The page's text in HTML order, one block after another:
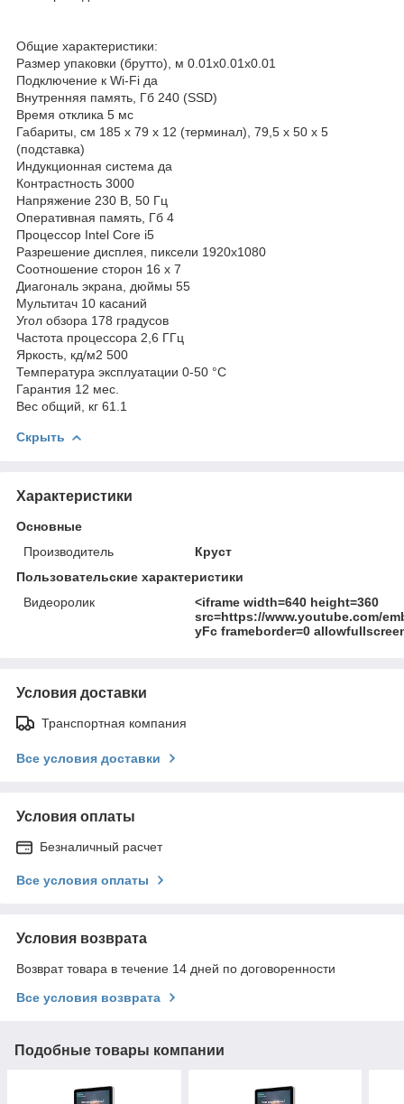
Общие характеристики:
Размер упаковки (брутто), м 0.01x0.01x0.01
Подключение к Wi-Fi да
Внутренняя память, Гб 240 (SSD)
Время отклика 5 мс
Габариты, см 185 х 79 х 12 (терминал), 79,5 х 50 х 5
(подставка)
Индукционная система да
Контрастность 3000
Напряжение 230 В, 50 Гц
Оперативная память, Гб 4
Процессор Intel Core i5
Разрешение дисплея, пиксели 1920х1080
Соотношение сторон 16 х 7
Диагональ экрана, дюймы 55
Мультитач 10 касаний
Угол обзора 178 градусов
Частота процессора 2,6 ГГц
Яркость, кд/м2 500
Температура эксплуатации 0-50 °С
Гарантия 12 мес.
Вес общий, кг 61.1
Скрыть
Характеристики
Основные
Производитель
Круст
Пользовательские характеристики
Видеоролик
<iframe width=640 height=360
src=https://www.youtube.com/
yFc frameborder=0
Условия доставки
Транспортная компания
Все условия доставки
Условия оплаты
Безналичный расчет
Все условия оплаты
Условия возврата
Возврат товара в течение 14 дней по договоренности
Все условия возврата
Подобные товары компании